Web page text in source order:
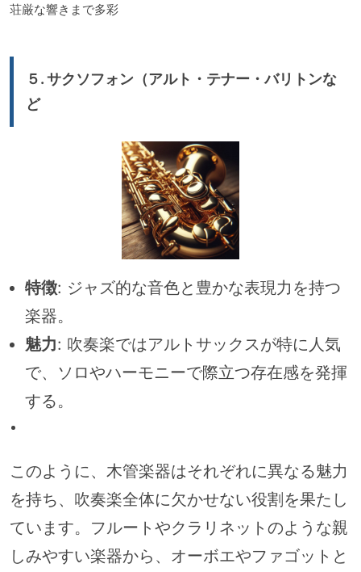
荘厳な響きまで多彩
５.サクソフォン（アルト・テナー・バリトンな
ど
特徴: ジャズ的な音色と豊かな表現力を持つ
楽器。
魅力: 吹奏楽ではアルトサックスが特に人気
で、ソロやハーモニーで際立つ存在感を発揮
する。
このように、木管楽器はそれぞれに異なる魅力
を持ち、吹奏楽全体に欠かせない役割を果たし
ています。フルートやクラリネットのような親
しみやすい楽器から、オーボエやファゴットと